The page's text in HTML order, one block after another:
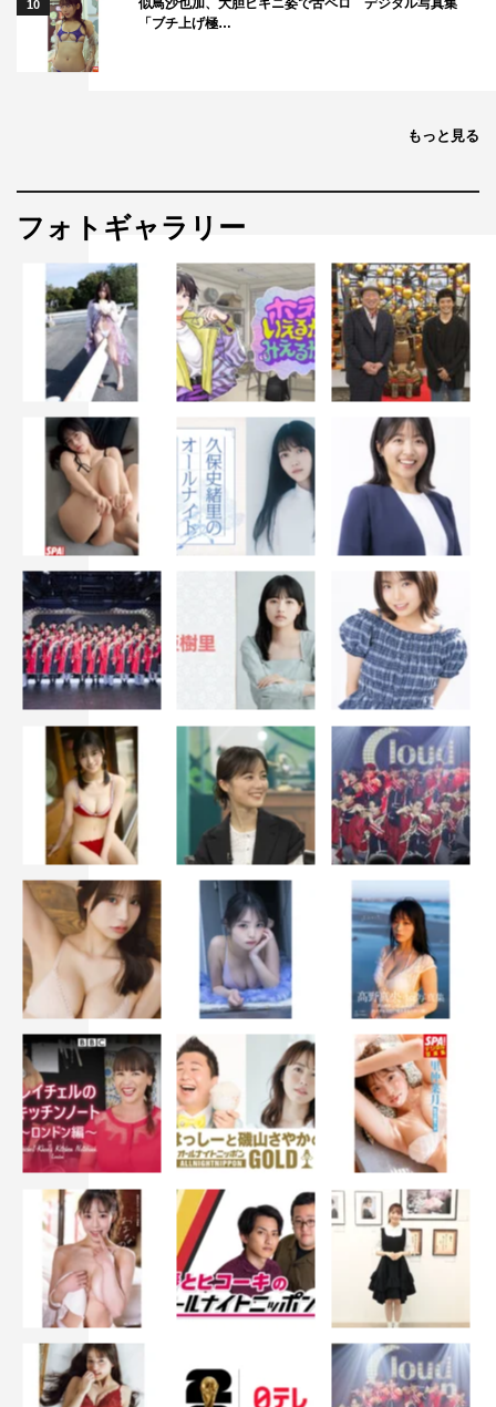
10
「ブチ上げ極…
もっと見る
フォトギャラリー